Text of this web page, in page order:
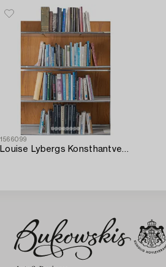
1566099
Louise Lybergs Konsthantverksbibliotek.